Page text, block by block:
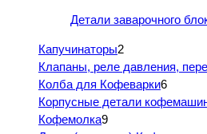
Детали заварочного
Капучинаторы2
Клапаны, реле давления,
Колба для Кофеварки6
Корпусные детали
Кофемолка9